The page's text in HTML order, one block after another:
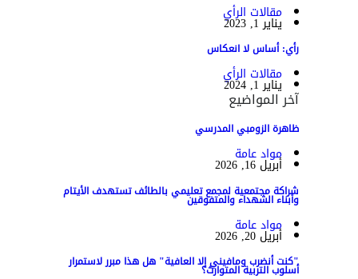
مقالات الرأي
يناير 1, 2023
رأي: أساس لا انعكاس
مقالات الرأي
يناير 1, 2024
آخر المواضيع
ظاهرة الزومبي المدرسي
مواد عامة
أبريل 16, 2026
شراكة مجتمعية لمجمع تعليمي بالطائف تستهدف الأيتام
وأبناء الشهداء والمتفوقين
مواد عامة
أبريل 20, 2026
"كنت أنضرب ومافيني إلا العافية" هل هذا مبرر لاستمرار
أسلوب التربية المتوارث؟